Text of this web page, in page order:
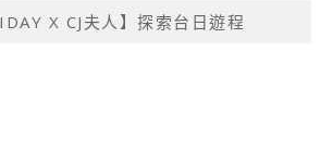
X CJ夫人】探索台日遊程